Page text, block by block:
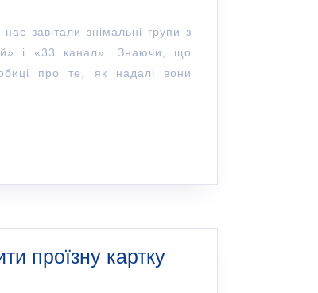
завітали знімальні групи з
і «33 канал». Знаючи, що
про те, як надалі вони
проїзну картку